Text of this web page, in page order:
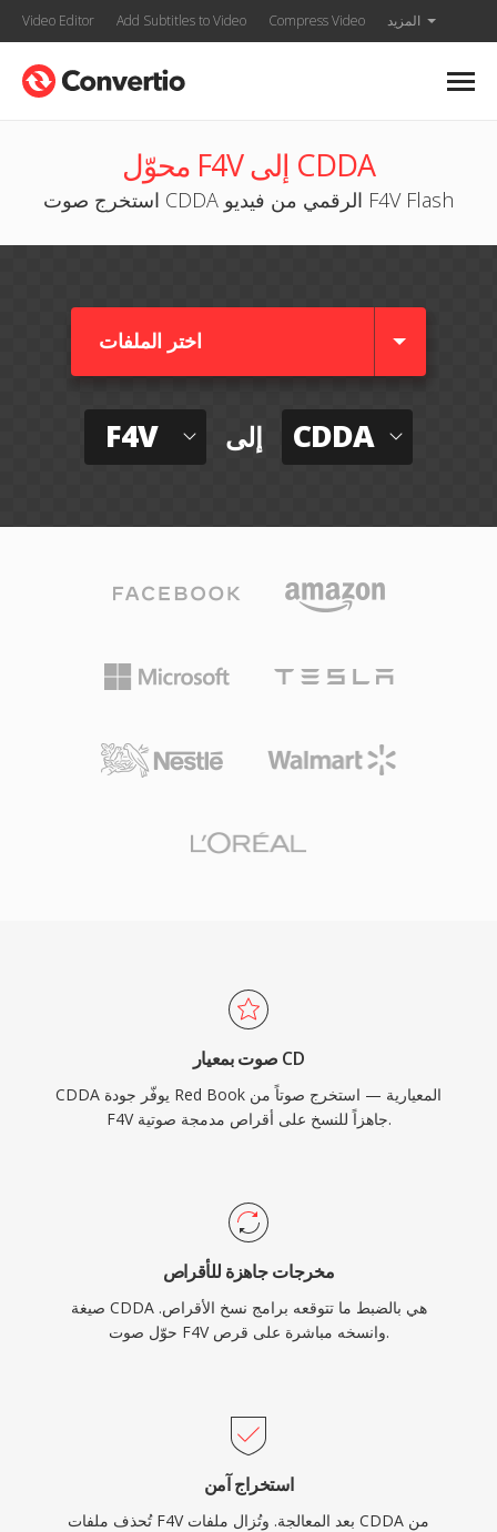
Video Editor Add Subtitles to Video Compress Video المزيد
محوّل F4V إلى CDDA
استخرج صوت CDDA الرقمي من فيديو F4V Flash
اختر الملفات
F4V إلى CDDA
صوت بمعيار CD
CDDA يوفّر جودة Red Book المعيارية — استخرج صوتاً من
F4V جاهزاً للنسخ على أقراص مدمجة صوتية.
مخرجات جاهزة للأقراص
صيغة CDDA هي بالضبط ما تتوقعه برامج نسخ الأقراص.
حوّل صوت F4V وانسخه مباشرة على قرص.
استخراج آمن
تُحذف ملفات F4V بعد المعالجة. وتُزال ملفات CDDA من